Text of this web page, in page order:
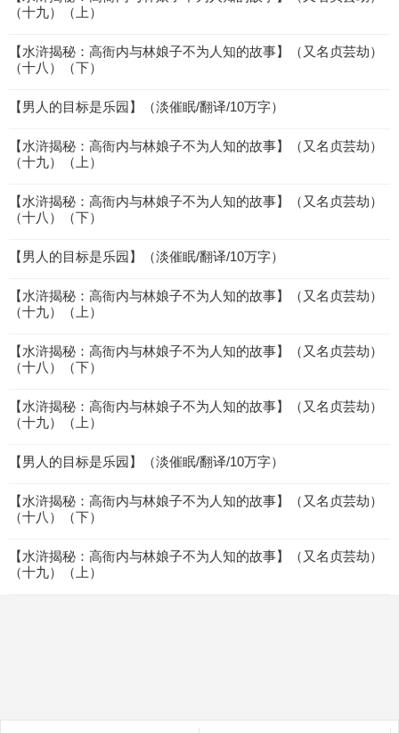
（十九）（上）
【水浒揭秘：高衙内与林娘子不为人知的故事】（又名贞芸劫）
（十八）（下）
【男人的目标是乐园】（淡催眠/翻译/10万字）
【水浒揭秘：高衙内与林娘子不为人知的故事】（又名贞芸劫）
（十九）（上）
【水浒揭秘：高衙内与林娘子不为人知的故事】（又名贞芸劫）
（十八）（下）
【男人的目标是乐园】（淡催眠/翻译/10万字）
【水浒揭秘：高衙内与林娘子不为人知的故事】（又名贞芸劫）
（十九）（上）
【水浒揭秘：高衙内与林娘子不为人知的故事】（又名贞芸劫）
（十八）（下）
【水浒揭秘：高衙内与林娘子不为人知的故事】（又名贞芸劫）
（十九）（上）
【男人的目标是乐园】（淡催眠/翻译/10万字）
【水浒揭秘：高衙内与林娘子不为人知的故事】（又名贞芸劫）
（十八）（下）
【水浒揭秘：高衙内与林娘子不为人知的故事】（又名贞芸劫）
（十九）（上）